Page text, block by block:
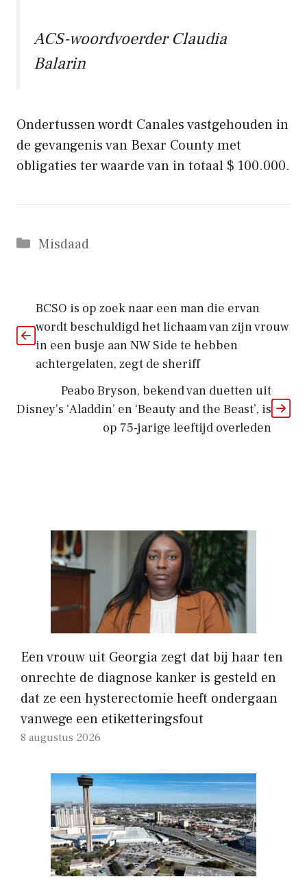
ACS-woordvoerder Claudia
Balarin
Ondertussen wordt Canales vastgehouden in
de gevangenis van Bexar County met
obligaties ter waarde van in totaal $ 100.000.
Categorieën
Misdaad
BCSO is op zoek naar een man die ervan
wordt beschuldigd het lichaam van zijn vrouw
in een busje aan NW Side te hebben
achtergelaten, zegt de sheriff
Peabo Bryson, bekend van duetten uit
Disney’s ‘Aladdin’ en ‘Beauty and the Beast’, is
op 75-jarige leeftijd overleden
Een vrouw uit Georgia zegt dat bij haar ten
onrechte de diagnose kanker is gesteld en
dat ze een hysterectomie heeft ondergaan
vanwege een etiketteringsfout
8 augustus 2026